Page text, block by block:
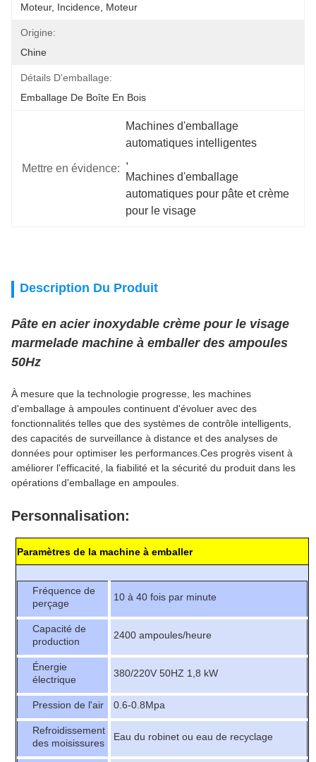
Moteur, Incidence, Moteur
Origine:
Chine
Détails D'emballage:
Emballage De Boîte En Bois
Mettre en évidence:
Machines d'emballage
automatiques intelligentes
,
Machines d'emballage
automatiques pour pâte et crème
pour le visage
Description Du Produit
Pâte en acier inoxydable crème pour le visage
marmelade machine à emballer des ampoules
50Hz
À mesure que la technologie progresse, les machines
d'emballage à ampoules continuent d'évoluer avec des
fonctionnalités telles que des systèmes de contrôle intelligents,
des capacités de surveillance à distance et des analyses de
données pour optimiser les performances.Ces progrès visent à
améliorer l'efficacité, la fiabilité et la sécurité du produit dans les
opérations d'emballage en ampoules.
Personnalisation:
Paramètres de la machine à emballer
Fréquence de
perçage
10 à 40 fois par minute
Capacité de
production
2400 ampoules/heure
Énergie
électrique
380/220V 50HZ 1,8 kW
Pression de l'air 0.6-0.8Mpa
Refroidissement
des moisissures
Eau du robinet ou eau de recyclage